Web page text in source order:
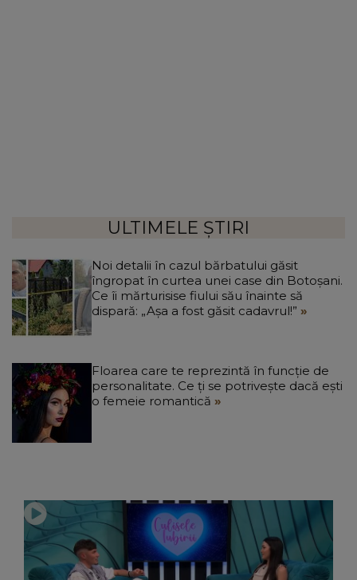
ULTIMELE ȘTIRI
Noi detalii în cazul bărbatului găsit
îngropat în curtea unei case din Botoșani.
Ce îi mărturisise fiului său înainte să
dispară: „Așa a fost găsit cadavrul!”
Floarea care te reprezintă în funcție de
personalitate. Ce ți se potrivește dacă ești
o femeie romantică